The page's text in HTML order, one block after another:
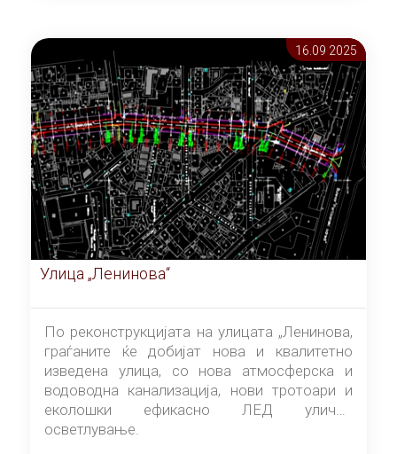
16.09 2025
Улица „Ленинова“
По реконструкцијата на улицата „Ленинова,
граѓаните ќе добијат нова и квалитетно
изведена улица, со нова атмосферска и
водоводна канализација, нови тротоари и
еколошки ефикасно ЛЕД улично
осветлување.